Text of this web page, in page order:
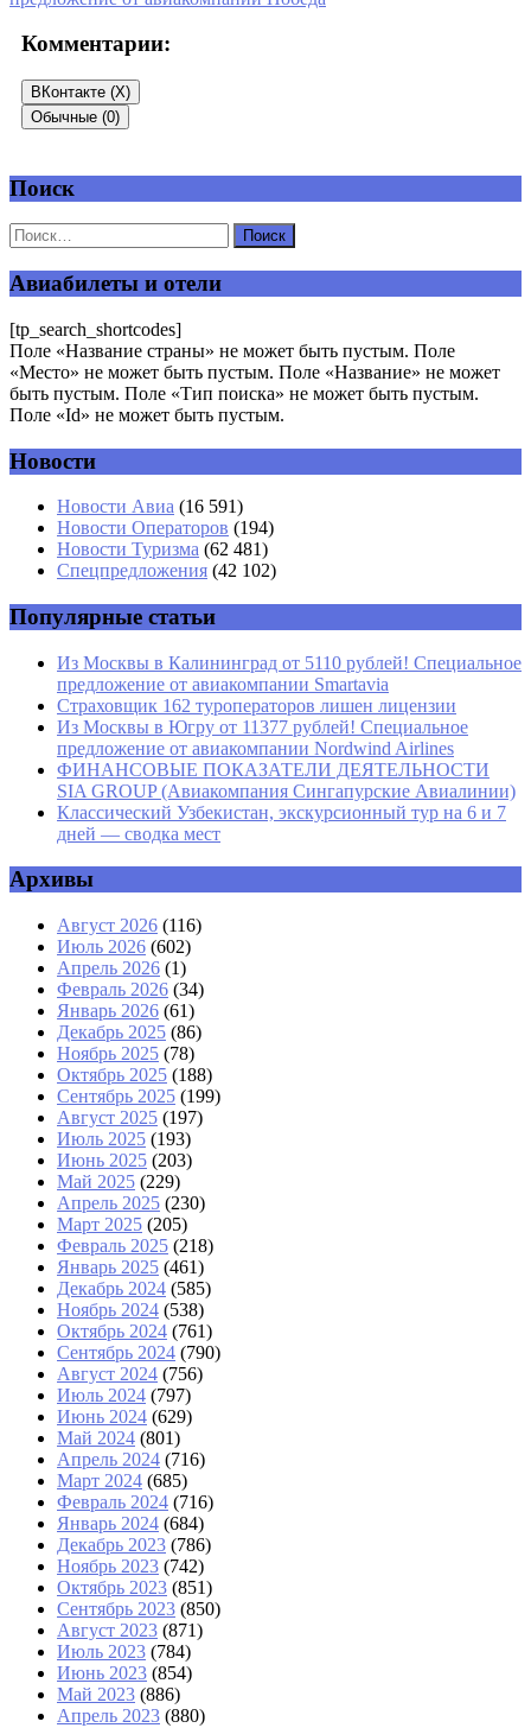
Комментарии:
ВКонтакте (X)
Обычные (0)
Добавить комментарий
Ваш адрес email не будет опубликован.
Имя *
Email*
Поиск
Авиабилеты и отели
[tp_search_shortcodes]
Поле «Название страны» не может быть пустым. Поле
«Место» не может быть пустым. Поле «Название» не может
быть пустым. Поле «Тип поиска» не может быть пустым.
Поле «Id» не может быть пустым.
Новости
Новости Авиа (16 591)
Новости Операторов (194)
Новости Туризма (62 481)
Спецпредложения (42 102)
Популярные статьи
Из Москвы в Калининград от 5110 рублей! Специальное
предложение от авиакомпании Smartavia
Страховщик 162 туроператоров лишен лицензии
Из Москвы в Югру от 11377 рублей! Специальное
предложение от авиакомпании Nordwind Airlines
ФИНАНСОВЫЕ ПОКАЗАТЕЛИ ДЕЯТЕЛЬНОСТИ
SIA GROUP (Авиакомпания Сингапурские Авиалинии)
Классический Узбекистан, экскурсионный тур на 6 и 7
дней — сводка мест
Архивы
Август 2026 (116)
Июль 2026 (602)
Апрель 2026 (1)
Февраль 2026 (34)
Январь 2026 (61)
Декабрь 2025 (86)
Ноябрь 2025 (78)
Октябрь 2025 (188)
Сентябрь 2025 (199)
Август 2025 (197)
Июль 2025 (193)
Июнь 2025 (203)
Май 2025 (229)
Апрель 2025 (230)
Март 2025 (205)
Февраль 2025 (218)
Январь 2025 (461)
Декабрь 2024 (585)
Ноябрь 2024 (538)
Октябрь 2024 (761)
Сентябрь 2024 (790)
Август 2024 (756)
Июль 2024 (797)
Июнь 2024 (629)
Май 2024 (801)
Апрель 2024 (716)
Март 2024 (685)
Февраль 2024 (716)
Январь 2024 (684)
Декабрь 2023 (786)
Ноябрь 2023 (742)
Октябрь 2023 (851)
Сентябрь 2023 (850)
Август 2023 (871)
Июль 2023 (784)
Июнь 2023 (854)
Май 2023 (886)
Апрель 2023 (880)